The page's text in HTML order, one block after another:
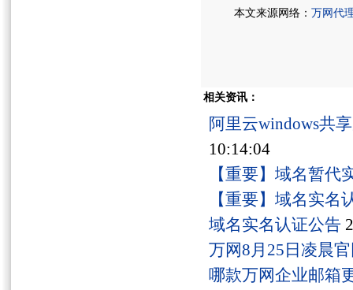
本文来源网络： 万网代
相关资讯：
阿里云windows共
10:14:04
【重要】域名暂代
【重要】域名实名
域名实名认证公告
万网8月25日凌晨
哪款万网企业邮箱